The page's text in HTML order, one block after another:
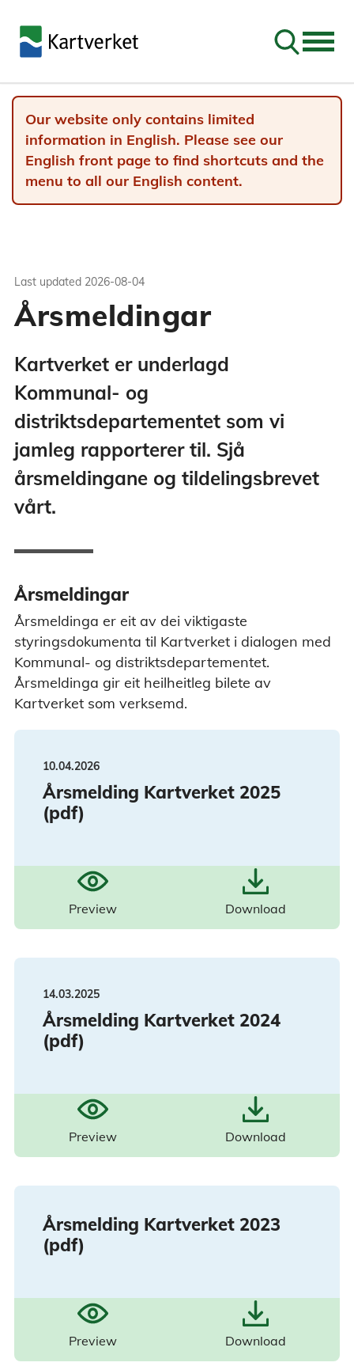
Go to
Our website only contains limited
information in English. Please see our
English front page to find shortcuts and the
menu to all our English content.
Last updated 2026-08-04
Årsmeldingar
Kartverket er underlagd
Kommunal- og
distriktsdepartementet som vi
jamleg rapporterer til. Sjå
årsmeldingane og tildelingsbrevet
vårt.
Årsmeldingar
Årsmeldinga er eit av dei viktigaste
styringsdokumenta til Kartverket i dialogen med
Kommunal- og distriktsdepartementet.
Årsmeldinga gir eit heilheitleg bilete av
Kartverket som verksemd.
10.04.2026
Årsmelding Kartverket 2025
(pdf)
Preview Download
14.03.2025
Årsmelding Kartverket 2024
(pdf)
Preview Download
Årsmelding Kartverket 2023
(pdf)
Preview Download